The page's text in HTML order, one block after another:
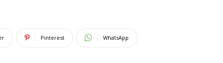
Pinterest WhatsApp